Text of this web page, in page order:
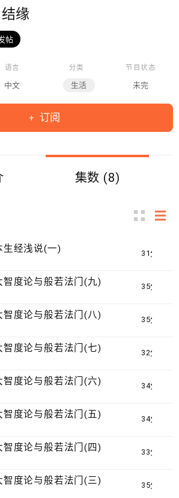
缘
语言
中文
分类
生活
节目状态
未完
订阅
集数 (8)
31分钟
生经浅说(一)
35分钟
智度论与般若法门(九)
35分钟
智度论与般若法门(八)
32分钟
智度论与般若法门(七)
34分钟
智度论与般若法门(六)
34分钟
智度论与般若法门(五)
33分钟
智度论与般若法门(四)
35分钟
智度论与般若法门(三)